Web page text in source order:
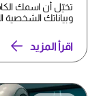
تخيّل أن اسمك
وبياناتك الشخصية
اقرأ المزيد